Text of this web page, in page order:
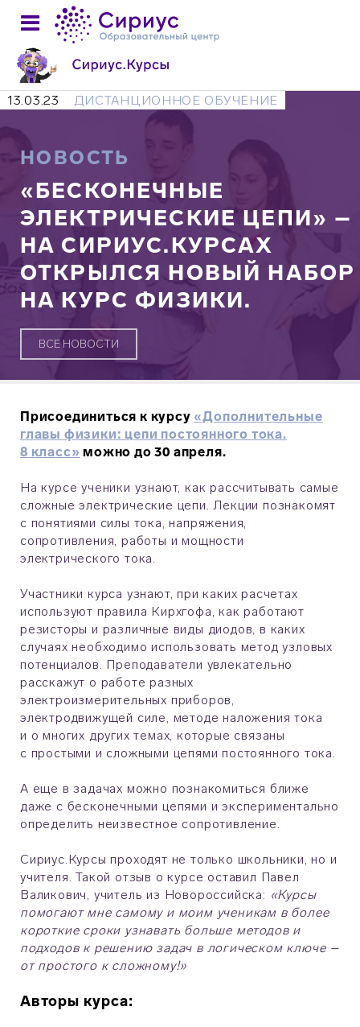
13.03.23 ДИСТАНЦИОННОЕ ОБУЧЕНИЕ
НОВОСТЬ
«БЕСКОНЕЧНЫЕ
ЭЛЕКТРИЧЕСКИЕ ЦЕПИ» –
НА СИРИУС.КУРСАХ
ОТКРЫЛСЯ НОВЫЙ НАБОР
НА КУРС ФИЗИКИ.
ВСЕ НОВОСТИ
Присоединиться к курсу «Дополнительные
главы физики: цепи постоянного тока.
8 класс» можно до 30 апреля.
На курсе ученики узнают, как рассчитывать самые
сложные электрические цепи. Лекции познакомят
с понятиями силы тока, напряжения,
сопротивления, работы и мощности
электрического тока.
Участники курса узнают, при каких расчетах
используют правила Кирхгофа, как работают
резисторы и различные виды диодов, в каких
случаях необходимо использовать метод узловых
потенциалов. Преподаватели увлекательно
расскажут о работе разных
электроизмерительных приборов,
электродвижущей силе, методе наложения тока
и о многих других темах, которые связаны
с простыми и сложными цепями постоянного тока.
А еще в задачах можно познакомиться ближе
даже с бесконечными цепями и экспериментально
определить неизвестное сопротивление.
Сириус.Курсы проходят не только школьники, но и
учителя. Такой отзыв о курсе оставил Павел
Валикович, учитель из Новороссийска: «Курсы
помогают мне самому и моим ученикам в более
короткие сроки узнавать больше методов и
подходов к решению задач в логическом ключе –
от простого к сложному!»
Авторы курса: